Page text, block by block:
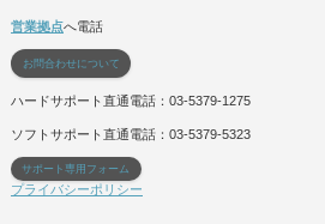
営業拠点へ電話
お問合わせについて
ハードサポート直通電話：03-5379-1275
ソフトサポート直通電話：03-5379-5323
サポート専用フォーム
プライバシーポリシー